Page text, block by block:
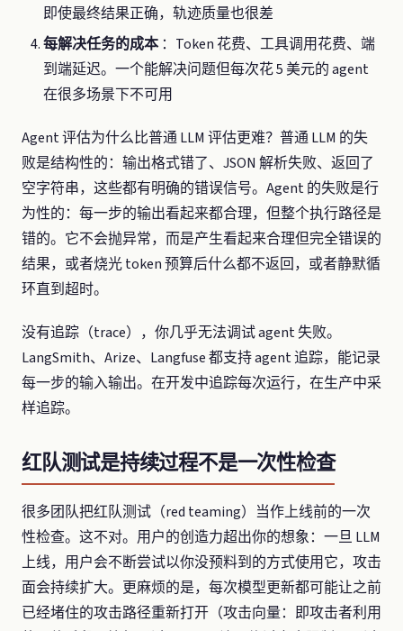
即使最终结果正确，轨迹质量也很差
每解决任务的成本：Token 花费、工具调用花费、端
到端延迟。一个能解决问题但每次花 5 美元的 agent
在很多场景下不可用
Agent 评估为什么比普通 LLM 评估更难？普通 LLM 的失
败是结构性的：输出格式错了、JSON 解析失败、返回了
空字符串，这些都有明确的错误信号。Agent 的失败是行
为性的：每一步的输出看起来都合理，但整个执行路径是
错的。它不会抛异常，而是产生看起来合理但完全错误的
结果，或者烧光 token 预算后什么都不返回，或者静默循
环直到超时。
没有追踪（trace），你几乎无法调试 agent 失败。
LangSmith、Arize、Langfuse 都支持 agent 追踪，能记录
每一步的输入输出。在开发中追踪每次运行，在生产中采
样追踪。
红队测试是持续过程不是一次性检查
很多团队把红队测试（red teaming）当作上线前的一次
性检查。这不对。用户的创造力超出你的想象：一旦 LLM
上线，用户会不断尝试以你没预料到的方式使用它，攻击
面会持续扩大。更麻烦的是，每次模型更新都可能让之前
已经堵住的攻击路径重新打开（攻击向量：即攻击者利用